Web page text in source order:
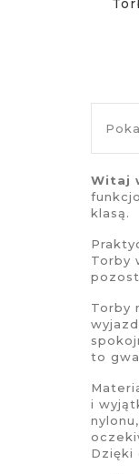
Witaj
klasą.
Torby
Torby
to
i
Dzięki